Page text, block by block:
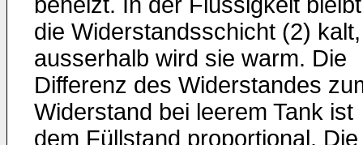
die Widerstandsschicht (2) kalt,
ausserhalb wird sie warm. Die
Differenz des Widerstandes
Widerstand bei leerem Tank ist
dem Füllstand proportional. Die